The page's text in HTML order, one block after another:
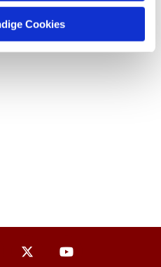
Cookies